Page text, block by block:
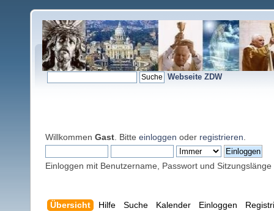
Webseite ZDW
Willkommen Gast . Bitte einloggen oder registrieren
Einloggen mit Benutzername, Passwort und Sitzungslänge
Übersicht Hilfe Suche Kalender Einloggen